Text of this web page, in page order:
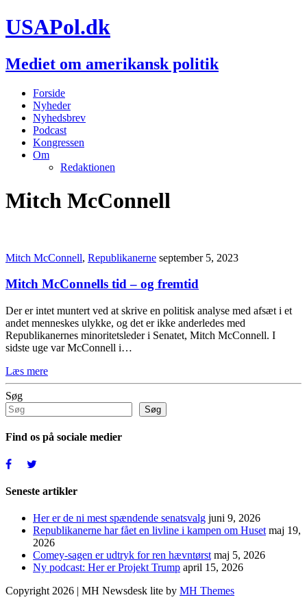
USAPol.dk
Mediet om amerikansk politik
Forside
Nyheder
Nyhedsbrev
Podcast
Kongressen
Om
Redaktionen
Mitch McConnell
Mitch McConnell, Republikanerne september 5, 2023
Mitch McConnells tid – og fremtid
Der er intet muntert ved at skrive en politisk analyse med afsæt i et
andet menneskes ulykke, og det er ikke anderledes med
Republikanernes minoritetsleder i Senatet, Mitch McConnell. I
sidste uge var McConnell i…
Læs mere
Søg
Søg
Find os på sociale medier
Seneste artikler
Her er de ni mest spændende senatsvalg juni 9, 2026
Republikanerne har fået en livline i kampen om Huset maj 19,
2026
Comey-sagen er udtryk for ren hævntørst maj 5, 2026
Ny podcast: Her er Projekt Trump april 15, 2026
Copyright 2026 | MH Newsdesk lite by MH Themes